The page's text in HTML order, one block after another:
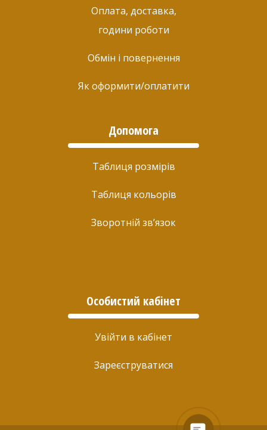
Оплата, доставка,
години роботи
Обмін і повернення
Як оформити/оплатити
Допомога
Таблиця розмірів
Таблиця кольорів
Зворотній зв’язок
Особистий кабінет
Увійти в кабінет
Зареєструватися